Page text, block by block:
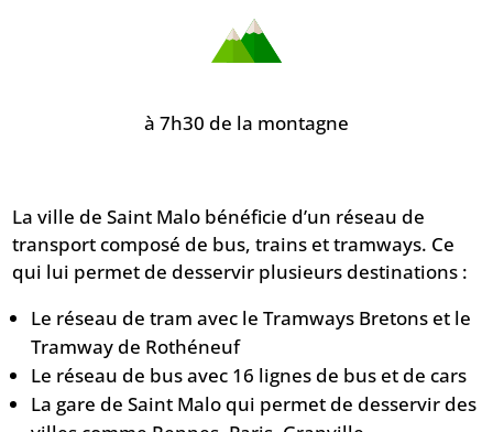
à 7h30 de la montagne
La ville de Saint Malo bénéficie d’un réseau de
transport composé de bus, trains et tramways. Ce
qui lui permet de desservir plusieurs destinations :
Le réseau de tram avec le Tramways Bretons et le
Tramway de Rothéneuf
Le réseau de bus avec 16 lignes de bus et de cars
La gare de Saint Malo qui permet de desservir des